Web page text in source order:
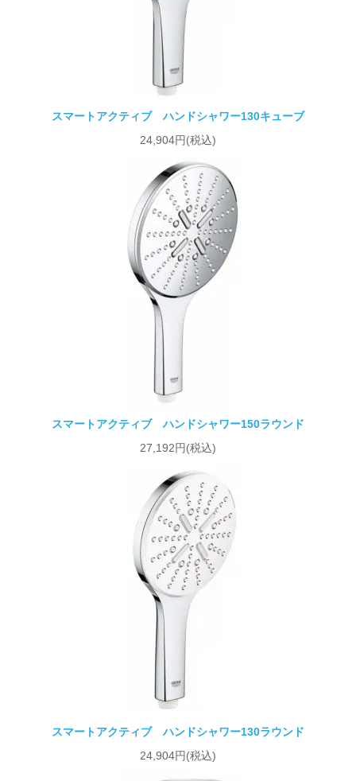
スマートアクティブ ハンドシャワー130キューブ
24,904円(税込)
スマートアクティブ ハンドシャワー150ラウンド
27,192円(税込)
スマートアクティブ ハンドシャワー130ラウンド
24,904円(税込)